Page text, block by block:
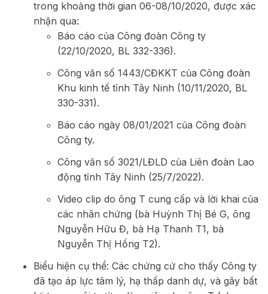
trong khoảng thời gian 06-08/10/2020, được xác
nhận qua:
Báo cáo của Công đoàn Công ty
(22/10/2020, BL 332-336).
Công văn số 1443/CĐKKT của Công đoàn
Khu kinh tế tỉnh Tây Ninh (10/11/2020, BL
330-331).
Báo cáo ngày 08/01/2021 của Công đoàn
Công ty.
Công văn số 3021/LĐLD của Liên đoàn Lao
động tỉnh Tây Ninh (25/7/2022).
Video clip do ông T cung cấp và lời khai của
các nhân chứng (bà Huỳnh Thị Bé G, ông
Nguyễn Hữu Đ, bà Hạ Thanh T1, bà
Nguyễn Thị Hồng T2).
Biểu hiện cụ thể: Các chứng cứ cho thấy Công ty
đã tạo áp lực tâm lý, hạ thấp danh dự, và gây bất